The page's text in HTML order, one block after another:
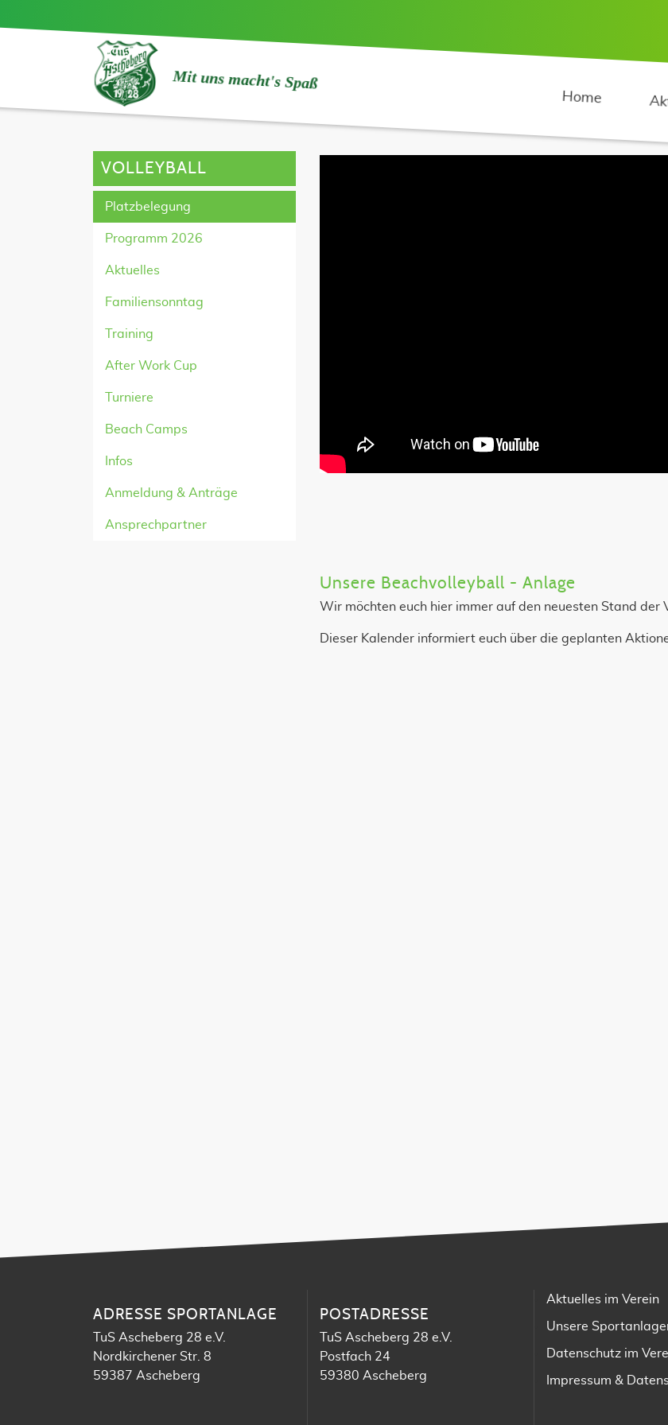
Mit uns macht's Spaß
Home
Unsere Beachvolleyball - Anlage
Wir möchten euch hier immer auf den neuesten Stand der
Dieser Kalender informiert euch über die geplanten
VOLLEYBALL
Platzbelegung
Programm 2026
Aktuelles
Familiensonntag
Training
After Work Cup
Turniere
Beach Camps
Infos
Anmeldung & Anträge
Ansprechpartner
ADRESSE SPORTANLAGE
TuS Ascheberg 28 e.V.
Nordkirchener Str. 8
59387 Ascheberg
POSTADRESSE
TuS Ascheberg 28 e.V.
Postfach 24
59380 Ascheberg
Aktuelles im Verein
Unsere
Datenschutz im
Impressum &